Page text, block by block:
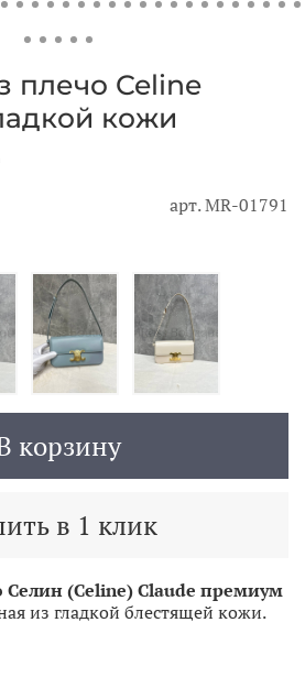
арт.MR-01791
плечо Celine
кожи
корзину
в 1 клик
Селин (Celine) Claude премиум
из гладкой блестящей кожи.